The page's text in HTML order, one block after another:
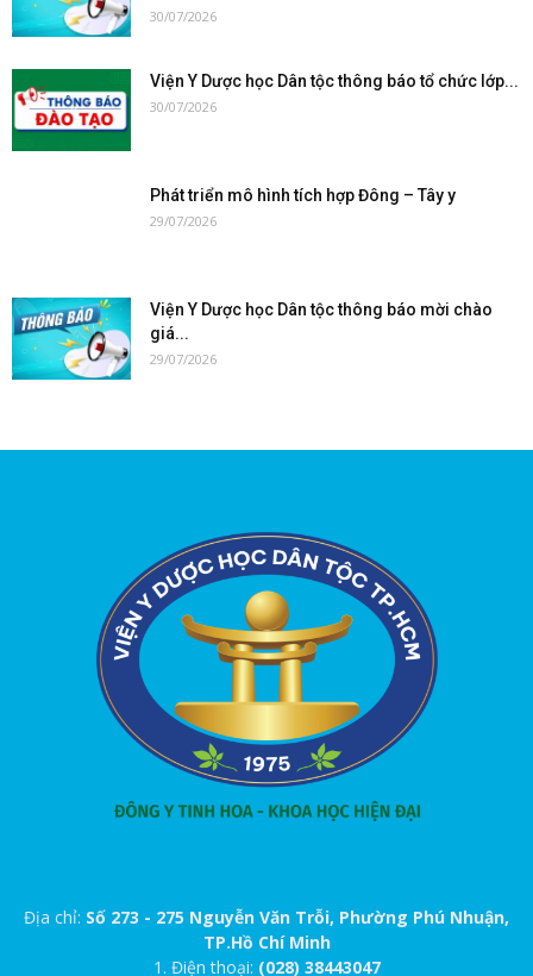
30/07/2026
Viện Y Dược học Dân tộc thông báo tổ chức lớp...
30/07/2026
Phát triển mô hình tích hợp Đông – Tây y
29/07/2026
Viện Y Dược học Dân tộc thông báo mời chào
giá...
29/07/2026
Địa chỉ: Số 273 - 275 Nguyễn Văn Trỗi, Phường Phú Nhuận,
TP.Hồ Chí Minh
1. Điện thoại: (028) 38443047